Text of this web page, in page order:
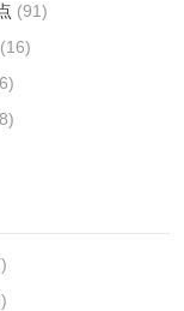
(91)
(16)